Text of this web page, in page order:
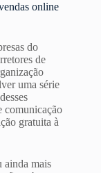
online
do
de
uma série
comunicação
gratuita à
ainda mais